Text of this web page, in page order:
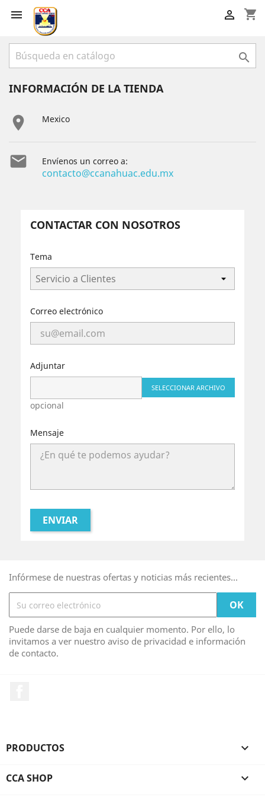
 shopping_cart


INFORMACIÓN DE LA TIENDA
 Mexico
 Envíenos un correo a:
contacto@ccanahuac.edu.mx
CONTACTAR CON NOSOTROS
Tema
Correo electrónico
Adjuntar
SELECCIONAR ARCHIVO
opcional
Mensaje
Infórmese de nuestras ofertas y noticias más recientes...
Puede darse de baja en cualquier momento. Por ello, lo
invitamos a ver nuestro aviso de privacidad e información
de contacto.
PRODUCTOS 
CCA SHOP 